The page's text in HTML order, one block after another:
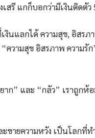
สรี แกก็บอกว่ามีเงินติดตั
งินแลกได้ ความสุข, อิสร
ความสุข อิสรภาพ ความ
าก” และ “กลัว” เราถูก
ขายความหวัง เป็นโลกที่ท